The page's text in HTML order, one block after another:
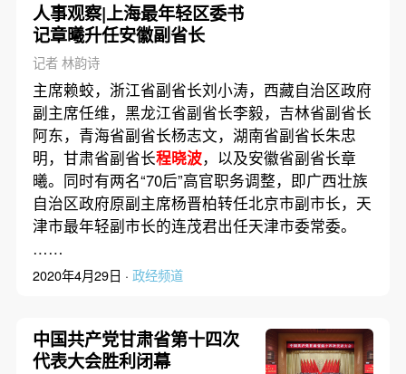
人事观察|上海最年轻区委书
记章曦升任安徽副省长
记者 林韵诗
主席赖蛟，浙江省副省长刘小涛，西藏自治区政府
副主席任维，黑龙江省副省长李毅，吉林省副省长
阿东，青海省副省长杨志文，湖南省副省长朱忠
明，甘肃省副省长程晓波，以及安徽省副省长章
曦。同时有两名“70后”高官职务调整，即广西壮族
自治区政府原副主席杨晋柏转任北京市副市长，天
津市最年轻副市长的连茂君出任天津市委常委。
……
2020年4月29日 · 政经频道
中国共产党甘肃省第十四次
代表大会胜利闭幕